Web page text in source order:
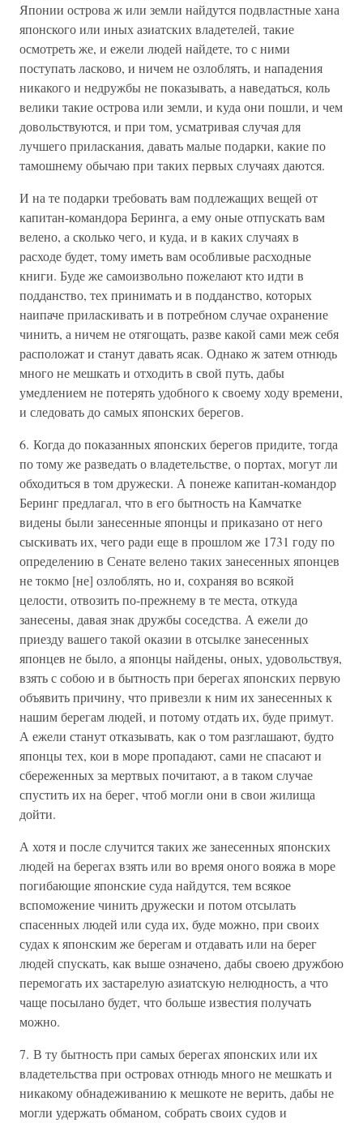
Японии острова ж или земли найдутся подвластные хана
японского или иных азиатских владетелей, такие
осмотреть же, и ежели людей найдете, то с ними
поступать ласково, и ничем не озлоблять, и нападения
никакого и недружбы не показывать, а наведаться, коль
велики такие острова или земли, и куда они пошли, и чем
довольствуются, и при том, усматривая случая для
лучшего приласкания, давать малые подарки, какие по
тамошнему обычаю при таких первых случаях даются.
И на те подарки требовать вам подлежащих вещей от
капитан-командора Беринга, а ему оные отпускать вам
велено, а сколько чего, и куда, и в каких случаях в
расходе будет, тому иметь вам особливые расходные
книги. Буде же самоизвольно пожелают кто идти в
подданство, тех принимать и в подданство, которых
наипаче приласкивать и в потребном случае охранение
чинить, а ничем не отягощать, разве какой сами меж себя
расположат и станут давать ясак. Однако ж затем отнюдь
много не мешкать и отходить в свой путь, дабы
умедлением не потерять удобного к своему ходу времени,
и следовать до самых японских берегов.
6. Когда до показанных японских берегов придите, тогда
по тому же разведать о владетельстве, о портах, могут ли
обходиться в том дружески. А понеже капитан-командор
Беринг предлагал, что в его бытность на Камчатке
видены были занесенные японцы и приказано от него
сыскивать их, чего ради еще в прошлом же 1731 году по
определению в Сенате велено таких занесенных японцев
не токмо [не] озлоблять, но и, сохраняя во всякой
целости, отвозить по-прежнему в те места, откуда
занесены, давая знак дружбы соседства. А ежели до
приезду вашего такой оказии в отсылке занесенных
японцев не было, а японцы найдены, оных, удовольствуя,
взять с собою и в бытность при берегах японских первую
объявить причину, что привезли к ним их занесенных к
нашим берегам людей, и потому отдать их, буде примут.
А ежели станут отказывать, как о том разглашают, будто
японцы тех, кои в море пропадают, сами не спасают и
сбереженных за мертвых почитают, а в таком случае
спустить их на берег, чтоб могли они в свои жилища
дойти.
А хотя и после случится таких же занесенных японских
людей на берегах взять или во время оного вояжа в море
погибающие японские суда найдутся, тем всякое
вспоможение чинить дружески и потом отсылать
спасенных людей или суда их, буде можно, при своих
судах к японским же берегам и отдавать или на берег
людей спускать, как выше означено, дабы своею дружбою
перемогать их застарелую азиатскую нелюдность, а что
чаще посылано будет, что больше известия получать
можно.
7. В ту бытность при самых берегах японских или их
владетельства при островах отнюдь много не мешкать и
никакому обнадеживанию к мешкоте не верить, дабы не
могли удержать обманом, собрать своих судов и